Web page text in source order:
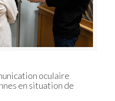
oculaire
en situation de